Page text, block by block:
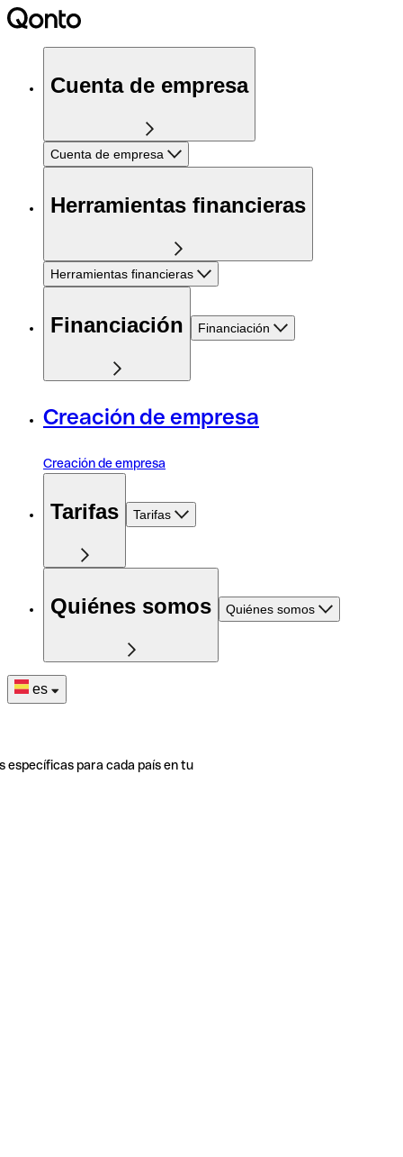
Cuenta de empresa
Cuenta de empresa
Herramientas financieras
Herramientas financieras
Financiación Financiación
Creación de empresa
Creación de empresa
Tarifas Tarifas
Quiénes somos Quiénes somos
es
específicas para cada país en tu